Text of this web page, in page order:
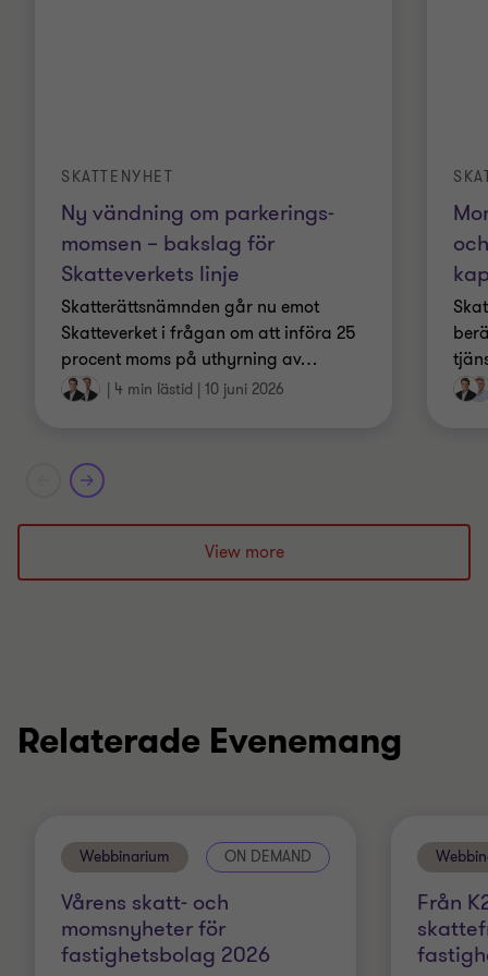
Ny vändning om parkerings­
momsen – bakslag för
Skatteverkets linje
SKATTENYHET
Skatterättsnämnden går nu emot
Skatteverket i frågan om att införa 25
procent moms på uthyrning av…
4 min lästid 10 juni 2026
View more
Relaterade Evenemang
Webbinarium ON DEMAND
Vårens skatt- och
momsnyheter för
fastighetsbolag 2026
Från